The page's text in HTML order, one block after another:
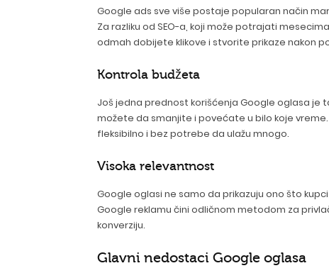
Google ads sve više postaje popularan način
Za razliku od SEO-a, koji može potrajati
odmah dobijete klikove i stvorite prikaze nakon
Kontrola budžeta
Još jedna prednost korišćenja Google oglasa
možete da smanjite i povećate u bilo koje
fleksibilno i bez potrebe da ulažu mnogo.
Visoka relevantnost
Google oglasi ne samo da prikazuju ono što
Google reklamu čini odličnom metodom za
konverziju.
Glavni nedostaci Google oglasa